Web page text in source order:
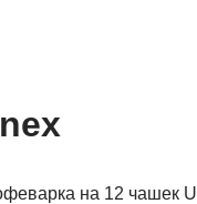
на 12 чашек